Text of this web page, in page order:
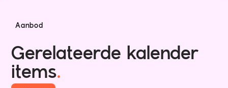
Aanbod
Gerelateerde kalender
items.